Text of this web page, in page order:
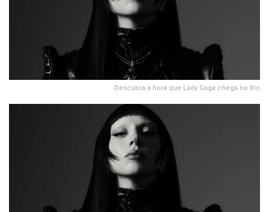
Descubra a hora que Lady Gaga chega no Rio